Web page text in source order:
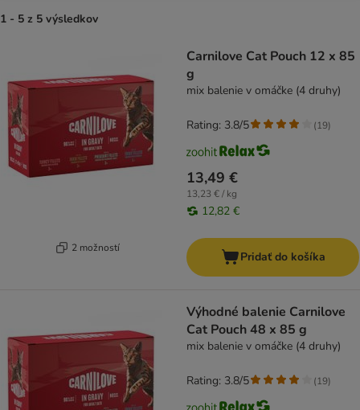
1 - 5 z 5 výsledkov
2 možností
Carnilove Cat Pouch 12 x 85
g
mix balenie v omáčke (4 druhy)
13,49 €
13,23 € / kg
12,82 €
Rating: 3.8/5 (19)
Pridať do košíka
Výhodné balenie Carnilove
Cat Pouch 48 x 85 g
mix balenie v omáčke (4 druhy)
Rating: 3.8/5 (19)